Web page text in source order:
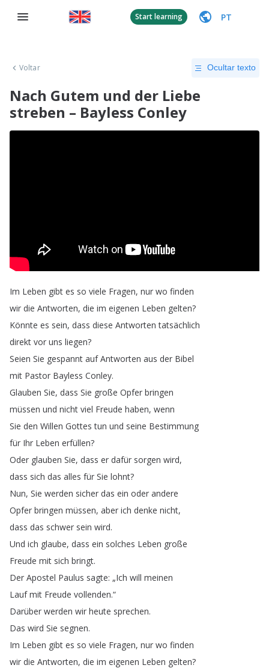
Start learning PT
Voltar Ocultar texto
Nach Gutem und der Liebe
streben – Bayless Conley
Im Leben gibt es so viele Fragen, nur wo finden
wir die Antworten, die im eigenen Leben gelten?
Könnte es sein, dass diese Antworten tatsächlich
direkt vor uns liegen?
Seien Sie gespannt auf Antworten aus der Bibel
mit Pastor Bayless Conley.
Glauben Sie, dass Sie große Opfer bringen
müssen und nicht viel Freude haben, wenn
Sie den Willen Gottes tun und seine Bestimmung
für Ihr Leben erfüllen?
Oder glauben Sie, dass er dafür sorgen wird,
dass sich das alles für Sie lohnt?
Nun, Sie werden sicher das ein oder andere
Opfer bringen müssen, aber ich denke nicht,
dass das schwer sein wird.
Und ich glaube, dass ein solches Leben große
Freude mit sich bringt.
Der Apostel Paulus sagte: „Ich will meinen
Lauf mit Freude vollenden.“
Darüber werden wir heute sprechen.
Das wird Sie segnen.
Im Leben gibt es so viele Fragen, nur wo finden
wir die Antworten, die im eigenen Leben gelten?